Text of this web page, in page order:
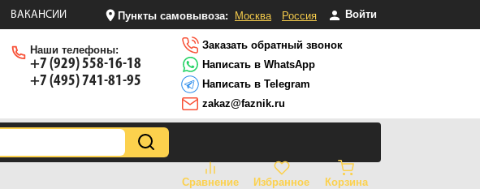
ВАКАНСИИ Пункты самовывоза: Москва Россия Войти
Наши телефоны:
+7 (929) 558-16-18
+7 (495) 741-81-95
Заказать обратный звонок
Написать в WhatsApp
Написать в Telegram
zakaz@faznik.ru
Сравнение Избранное Корзина